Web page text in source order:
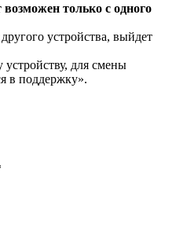
возможен только с одного
устройства, выйдет
для смены
в поддержку».